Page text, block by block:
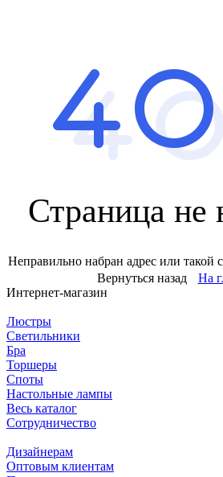
Страница не
Неправильно набран адрес или такой
Вернуться назад
На
Интернет-магазин
Люстры
Светильники
Бра
Торшеры
Споты
Настольные лампы
Весь каталог
Сотрудничество
Дизайнерам
Оптовым клиентам